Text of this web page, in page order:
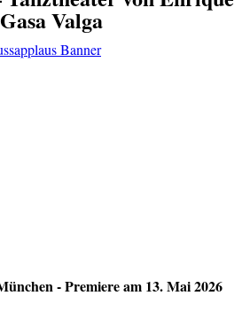
Gasa Valga
- Premiere am 13. Mai 2026